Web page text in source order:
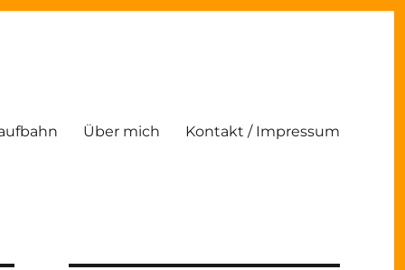
Über mich Kontakt / Impressum